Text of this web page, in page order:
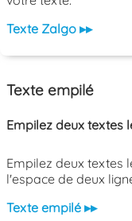
Texte Zalgo ▸▸
Texte empilé
Empilez deux textes
Empilez deux textes
l'espace de deux
Texte empilé ▸▸